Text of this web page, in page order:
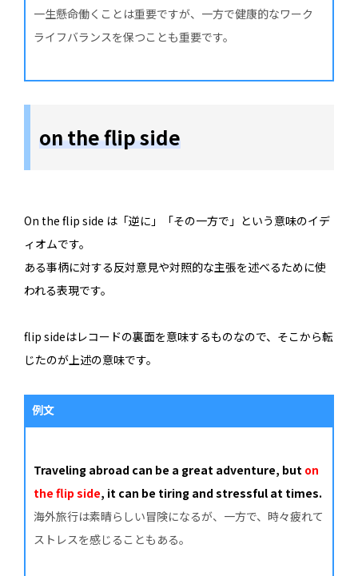
一生懸命働くことは重要ですが、一方で健康的なワーク
ライフバランスを保つことも重要です。
on the flip side
On the flip side は「逆に」「その一方で」という意味のイデ
ィオムです。
ある事柄に対する反対意見や対照的な主張を述べるために使
われる表現です。
flip sideはレコードの裏面を意味するものなので、そこから転
じたのが上述の意味です。
例文
Traveling abroad can be a great adventure, but on
the flip side, it can be tiring and stressful at times.
海外旅行は素晴らしい冒険になるが、一方で、時々疲れて
ストレスを感じることもある。